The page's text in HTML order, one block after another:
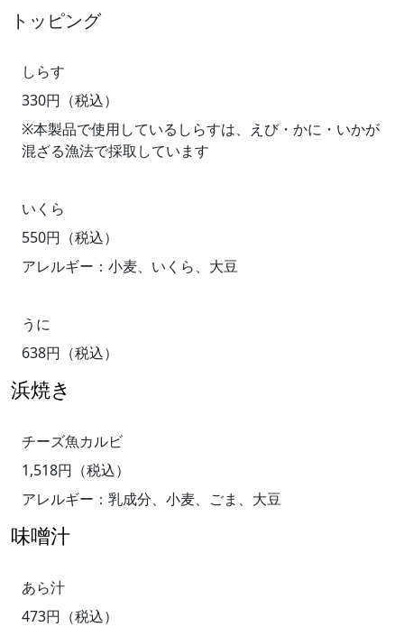
トッピング
しらす
330円（税込）
※本製品で使用しているしらすは、えび・かに・いかが
混ざる漁法で採取しています
いくら
550円（税込）
アレルギー：小麦、いくら、大豆
うに
638円（税込）
浜焼き
チーズ魚カルビ
1,518円（税込）
アレルギー：乳成分、小麦、ごま、大豆
味噌汁
あら汁
473円（税込）